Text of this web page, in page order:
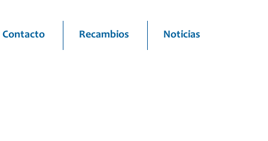
Contacto Recambios Noticias